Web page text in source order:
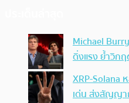
Michael
ดิ่งแรง ย้ำวิก
XRP-Solana
เด่น ส่งสัญญา